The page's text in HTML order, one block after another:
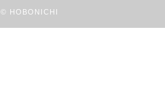
© HOBONICHI